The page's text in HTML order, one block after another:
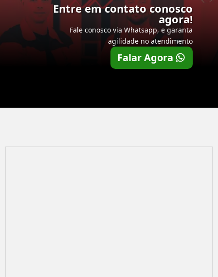
Entre em contato conosco
agora!
Fale conosco via Whatsapp, e garanta
agilidade no atendimento
Falar Agora